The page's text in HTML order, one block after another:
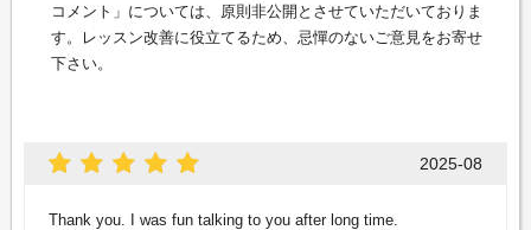
コメント」については、原則非公開とさせていただいておりま
す。レッスン改善に役立てるため、忌憚のないご意見をお寄せ
下さい。
2025-08
Thank you. I was fun talking to you after long time.